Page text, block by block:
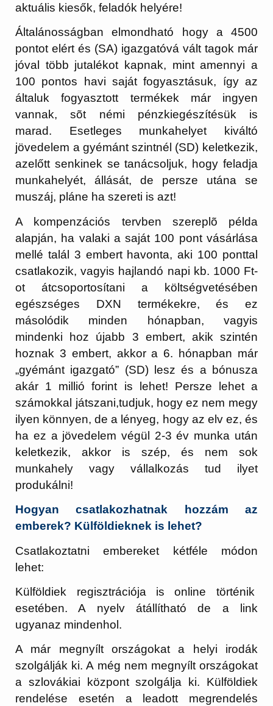
aktuális kiesők, feladók helyére!
Általánosságban elmondható hogy a 4500
pontot elért és (SA) igazgatóvá vált tagok már
jóval több jutalékot kapnak, mint amennyi a
100 pontos havi saját fogyasztásuk, így az
általuk fogyasztott termékek már ingyen
vannak, sõt némi pénzkiegészítésük is
marad. Esetleges munkahelyet kiváltó
jövedelem a gyémánt szintnél (SD) keletkezik,
azelőtt senkinek se tanácsoljuk, hogy feladja
munkahelyét, állását, de persze utána se
muszáj, pláne ha szereti is azt!
A kompenzációs tervben szereplõ példa
alapján, ha valaki a saját 100 pont vásárlása
mellé talál 3 embert havonta, aki 100 ponttal
csatlakozik, vagyis hajlandó napi kb. 1000 Ft-
ot átcsoportosítani a költségvetésében
egészséges DXN termékekre, és ez
másolódik minden hónapban, vagyis
mindenki hoz újabb 3 embert, akik szintén
hoznak 3 embert, akkor a 6. hónapban már
„gyémánt igazgató” (SD) lesz és a bónusza
akár 1 millió forint is lehet! Persze lehet a
számokkal játszani,tudjuk, hogy ez nem megy
ilyen könnyen, de a lényeg, hogy az elv ez, és
ha ez a jövedelem végül 2-3 év munka után
keletkezik, akkor is szép, és nem sok
munkahely vagy vállalkozás tud ilyet
produkálni!
Hogyan csatlakozhatnak hozzám az
emberek? Külföldieknek is lehet?
Csatlakoztatni embereket kétféle módon
lehet:
Külföldiek regisztrációja is online történik
esetében. A nyelv átállítható de a link
ugyanaz mindenhol.
A már megnyílt országokat a helyi irodák
szolgálják ki. A még nem megnyílt országokat
a szlovákiai központ szolgálja ki. Külföldiek
rendelése esetén a leadott megrendelés